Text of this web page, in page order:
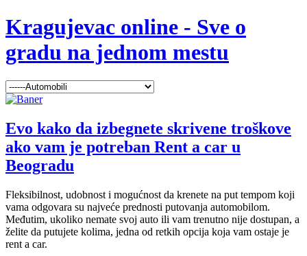
Kragujevac online - Sve o
gradu na jednom mestu
Evo kako da izbegnete skrivene troškove
ako vam je potreban Rent a car u
Beogradu
Fleksibilnost, udobnost i mogućnost da krenete na put tempom koji
vama odgovara su najveće prednosti putovanja automobilom.
Međutim, ukoliko nemate svoj auto ili vam trenutno nije dostupan, a
želite da putujete kolima, jedna od retkih opcija koja vam ostaje je
rent a car.